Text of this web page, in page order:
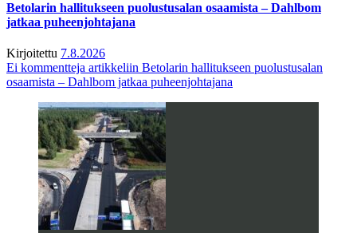
Betolarin hallitukseen puolustusalan osaamista – Dahlbom
jatkaa puheenjohtajana
Kirjoitettu 7.8.2026
Ei kommentteja artikkeliin Betolarin hallitukseen puolustusalan
osaamista – Dahlbom jatkaa puheenjohtajana